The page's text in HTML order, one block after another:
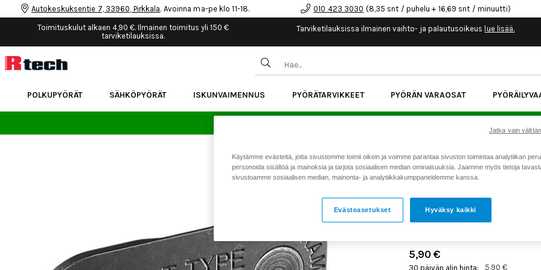
Autokeskuksentie 7, 33960, Pirkkala. Avoinna ma-pe klo 11-18. 010 423 3030 (8,35 snt / puhelu + 16,69 snt / minuutti)
Toimituskulut alkaen 4,90 €. Ilmainen toimitus yli 150 €
tarviketilauksissa.
Tarviketilauksissa ilmainen vaihto- ja palautusoikeus lue lisää.
POLKUPYÖRÄT SÄHKÖPYÖRÄT ISKUNVAIMENNUS PYÖRÄTARVIKKEET PYÖRÄN VARAOSAT
Koti > Kaikki tuotteet > Pyörän
SRAM KETJULUKKO
EAGLE PVD 12S
5,90 €
30 päivän alin hinta: 5,90 €
Käytämme evästeitä, jotta sivustomme toimii oikein ja voimme parantaa sivuston toimintaa analytiikan
personoida sisältöä ja mainoksia ja tarjota sosiaalisen median ominaisuuksia. Jaamme myös tietoja
sivustoamme sosiaalisen median, mainonta- ja analytiikkakumppaneidemme kanssa.
Hyväksy kaikki
Evästeasetukset
Jatka vain